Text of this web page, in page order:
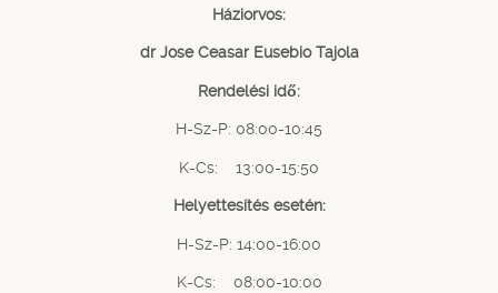
Háziorvos:
dr Jose Ceasar Eusebio Tajola
Rendelési idő:
H-Sz-P: 08:00-10:45
K-Cs: 13:00-15:50
Helyettesítés esetén:
H-Sz-P: 14:00-16:00
K-Cs: 08:00-10:00